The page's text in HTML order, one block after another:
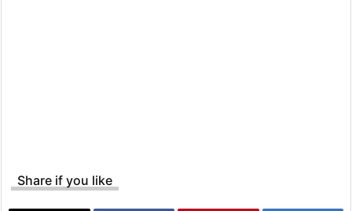
Share if you like